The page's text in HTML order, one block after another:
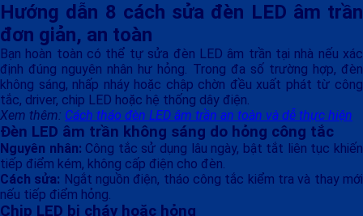
Hướng dẫn 8 cách sửa đèn LED âm trần
đơn giản, an toàn
Bạn hoàn toàn có thể tự sửa đèn LED âm trần tại nhà nếu xác
định đúng nguyên nhân hư hỏng. Trong đa số trường hợp, đèn
không sáng, nhấp nháy hoặc chập chờn đều xuất phát từ công
tắc, driver, chip LED hoặc hệ thống dây điện.
Xem thêm: Cách tháo đèn LED âm trần an toàn và dễ thực hiện
Đèn LED âm trần không sáng do hỏng công tắc
Nguyên nhân: Công tắc sử dụng lâu ngày, bật tắt liên tục khiến
tiếp điểm kém, không cấp điện cho đèn.
Cách sửa: Ngắt nguồn điện, tháo công tắc kiểm tra và thay mới
nếu tiếp điểm hỏng.
Chip LED bị cháy hoặc hỏng